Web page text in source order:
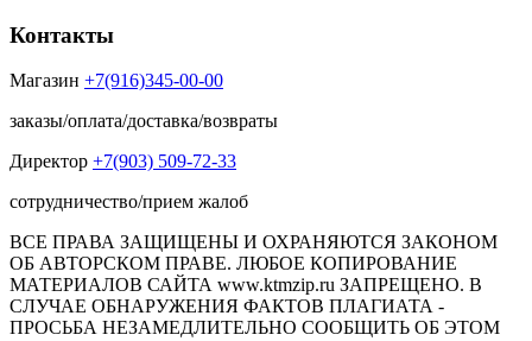
Контакты
Магазин +7(916)345-00-00
заказы/оплата/доставка/возвраты
Директор +7(903) 509-72-33
сотрудничество/прием жалоб
ВСЕ ПРАВА ЗАЩИЩЕНЫ И ОХРАНЯЮТСЯ ЗАКОНОМ
ОБ АВТОРСКОМ ПРАВЕ. ЛЮБОЕ КОПИРОВАНИЕ
МАТЕРИАЛОВ САЙТА www.ktmzip.ru ЗАПРЕЩЕНО. В
СЛУЧАЕ ОБНАРУЖЕНИЯ ФАКТОВ ПЛАГИАТА -
ПРОСЬБА НЕЗАМЕДЛИТЕЛЬНО СООБЩИТЬ ОБ ЭТОМ